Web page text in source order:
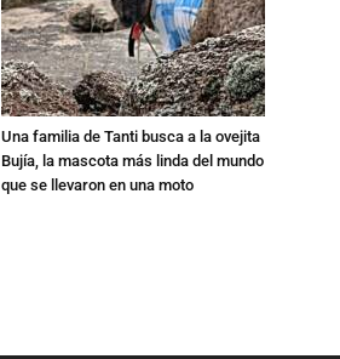
Una familia de Tanti busca a la ovejita
Bujía, la mascota más linda del mundo
que se llevaron en una moto